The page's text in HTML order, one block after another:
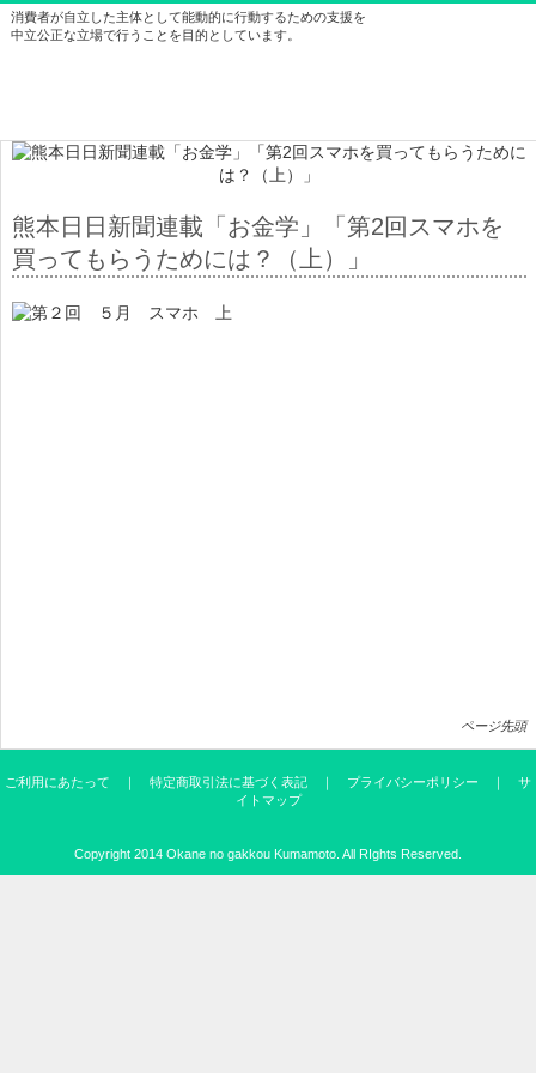
消費者が自立した主体として能動的に行動するための支援を
中立公正な立場で行うことを目的としています。
熊本日日新聞連載「お金学」「第2回スマホを
買ってもらうためには？（上）」
ページ先頭
ご利用にあたって 特定商取引法に基づく表記 プライバシーポリシー
サ
イトマップ
Copyright 2014 Okane no gakkou Kumamoto. All RIghts Reserved.